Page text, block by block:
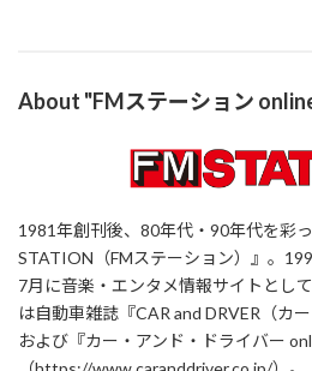
About "FMステーション
1981年創刊後、80年代・90年代を彩
STATION（FMステーション）』。
7月に音楽・エンタメ情報サイトとし
は自動車雑誌『CAR and DRVER（カ
および『カー・アンド・ドライバー